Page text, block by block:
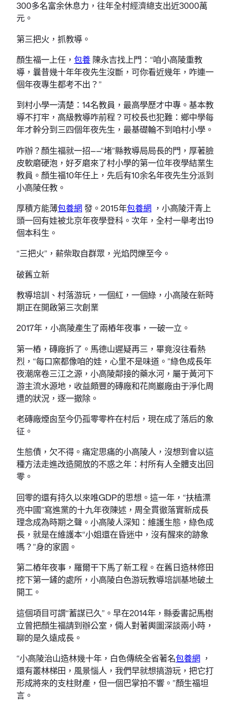
300多名富余休息力，往年全村經濟總支出近3000萬
元。
第三把火，抓教導。
顏生福一上任， 包養 陳永吉找上門：“咱小高陵重教
導，曩昔幾十年年夜先生沒斷，可你看近幾年，咋連一
個年夜專生都考不出？”
到村小學一清楚：14名教員，最高學歷才中專。基本教
導不打牢，高級教導咋前程？可校長也犯難：鄉中學每
年才幹分到三四個年夜先生，最基礎輪不到咱村小學。
咋辦？顏生福就一招——“堵”縣教導局局長的門，厚著臉
皮軟磨硬泡，好歹磨來了村小學的第一位年夜學結業生
教員。顏生福10年任上，先后有10余名年夜先生分派到
小高陵任教。
厚積方能薄包養網發。2015年包養網 ，小高陵汗青上
頭一回有娃被北京年夜學登科。次年，全村一舉考出19
個本科生。
“三把火”，薪柴取自群眾，光焰閃爍至今。
破舊立新
教導培訓、村落游玩，一個紅，一個綠，小高陵在新時
期正在開啟第三次創業
2017年，小高陵產生了兩樁年夜事，一破一立。
第一樁，磚廠拆了。馬德山遲疑再三，畢竟沒往看熱
烈，“每口窯都像咱的娃，心里不是味道。”綠色成長年
夜潮席卷三江之源，小高陵鄰接的藥水河，屬于黃河下
游主流水源地，收益頗豐的磚廠和花崗巖廠由于淨化周
遭的狀況，逐一撤除。
老磚廠煙囪至今仍孤零零杵在村后，現在成了落后的象
征。
生態債，欠不得。痛定思痛的小高陵人，沒想到會以這
種方法走進改造開放的不惑之年：村所有人全體支出回
零。
回零的還有持久以來唯GDP的思想。這一年，“扶植漂
亮中國”寫進黨的十九年夜陳述，周全貫徹落實新成長
理念成為時期之聲。小高陵人深知：維護生態，綠色成
長，就是在維護本“小姐還在昏迷中，沒有醒來的跡象
嗎？”身的家園。
第二樁年夜事，羅爾干下馬了新工程。在舊日造林修田
挖下第一鏟的處所，小高陵白色游玩教導培訓基地破土
開工。
這個項目可謂“蓄謀已久”。早在2014年，縣委書記馬樹
立曾把顏生福請到辦公室，倆人對著輿圖深談兩小時，
聊的是久遠成長。
“小高陵治山造林幾十年，白色傳統全省著名包養網 ，
還有叢林梯田，風景惱人，我們早就想搞游玩，把它打
形成將來的支柱財產，但一個巴掌拍不響。”顏生福坦
言。